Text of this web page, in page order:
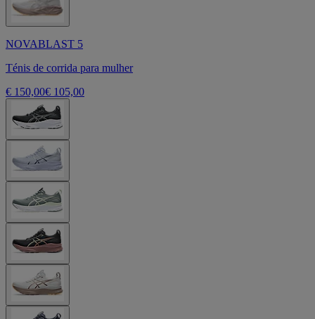
NOVABLAST 5
Ténis de corrida para mulher
€ 150,00€ 105,00